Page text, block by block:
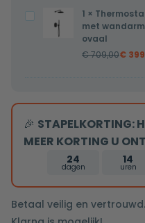
rooster
thermostatisch
mat
Thermostatische
Inbouw
regendouche
25cm
douchekop
mat
ovaal
1 ×
met
ovaal
€709,00€
🎉 STAPELKORTING:
MEER KORTING U
24
dagen
14
uren
Betaal veilig en